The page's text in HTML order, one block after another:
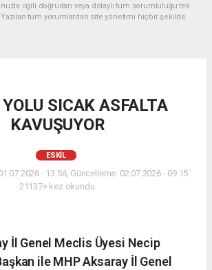
ilgili doğrudan veya dolaylı tüm sorumluluğu tek
Yazılan tüm yorumlardan site yönetimi hiçbir şekilde
SICAK ASFALTA
KAVUŞUYOR
ESKİL
- 13:56, Güncelleme: 02.07.2026 - 09:15
21137+ kez okundu.
İl Genel Meclis Üyesi Necip
ile MHP Aksaray İl Genel